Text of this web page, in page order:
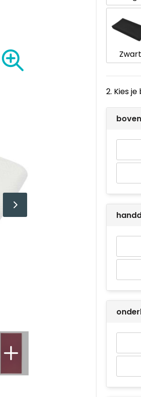
Zwart
2. Kies